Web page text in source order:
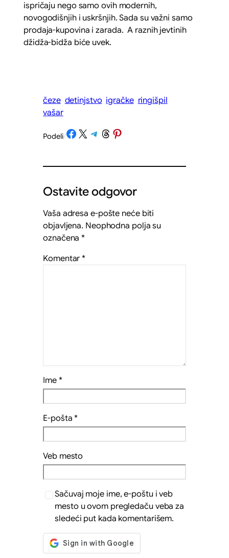
ispričaju nego samo ovih modernih,
novogodišnjih i uskršnjih. Sada su važni samo
prodaja-kupovina i zarada. A raznih jevtinih
džidža-bidža biće uvek.
čeze detinjstvo igračke ringišpil
vašar
Podeli/Share on Facebook
Share on X Share on Telegram
Share on Threads
Share on Pinterest
Ostavite odgovor
Vaša adresa e-pošte neće biti
objavljena. Neophodna polja su
označena*
Komentar*
Ime *
E-pošta*
Veb mesto
Sačuvaj moje ime, e-poštu i veb
mesto u ovom pregledaču veba za
sledeći put kada komentarišem.